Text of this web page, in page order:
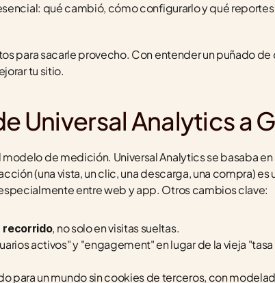
qué cambió, cómo configurarlo y qué
para sacarle provecho. Con entender un puñado
tu sitio.
Universal Analytics a
de medición. Universal Analytics se basaba
(una vista, un clic, una descarga, una compra)
entre web y app. Otros cambios clave:
recorrido, no solo en visitas sueltas.
activos" y "engagement" en lugar de la vieja
para un mundo sin cookies de terceros, con